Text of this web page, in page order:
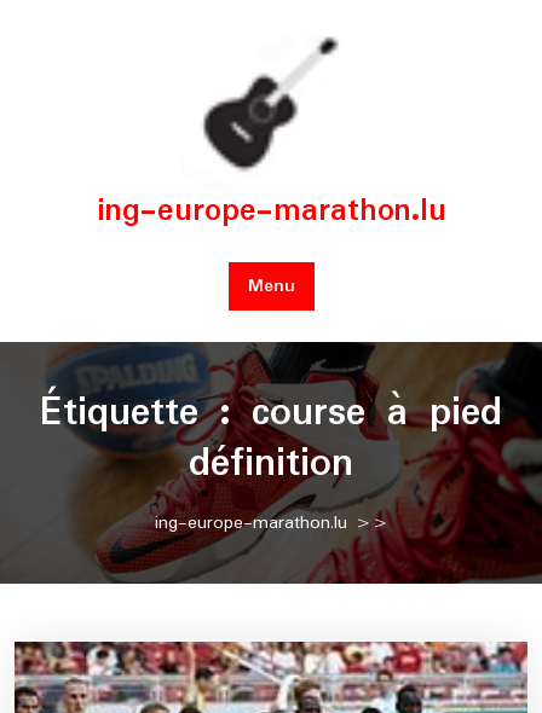
ing-europe-marathon.lu
Menu
Étiquette :course à pied
définition
ing-europe-marathon.lu >>